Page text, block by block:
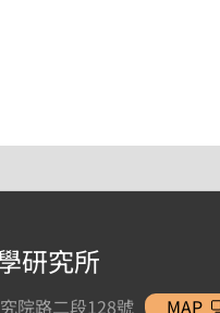
研究所
院路二段128號 MAP